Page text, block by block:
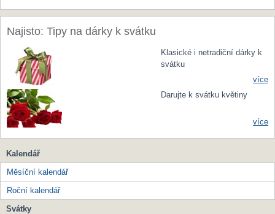
Najisto: Tipy na dárky k svátku
Klasické i netradiční dárky k
svátku
více
Darujte k svátku květiny
více
Kalendář
Měsíční kalendář
Roční kalendář
Svátky